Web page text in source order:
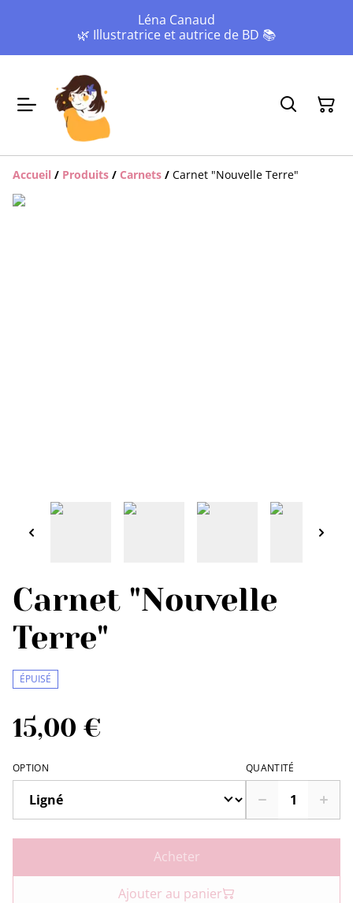
Léna Canaud
🌿 Illustratrice et autrice de BD 📚
Accueil / Produits / Carnets / Carnet "Nouvelle Terre"
Carnet "Nouvelle
Terre"
ÉPUISÉ
15,00 €
OPTION QUANTITÉ
Acheter
Ajouter au panier